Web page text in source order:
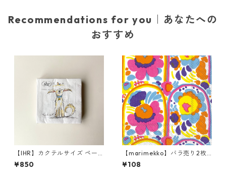
Recommendations for you｜あなたへの
おすすめ
【IHR】カクテルサイズ ペー
パーナプキン EMOTION DOG
S ホワイト Anita Jeram 20枚
¥850
【marimekko】バラ売り2枚
カクテルサイズ ペーパーナプ
キン KARUSELLI ホワイト
¥108